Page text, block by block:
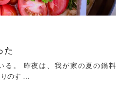
た
る。 昨夜は、我が家の夏の鍋料
のす …